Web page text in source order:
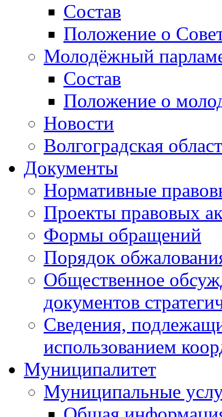
Состав
Положение о
Молодёжный
Состав
Положение о
Новости
Волгоградская
Документы
Нормативные
Проекты правовых
Формы обращений
Порядок
Общественное
документов
Сведения,
использованием
Муниципалитет
Муниципальные